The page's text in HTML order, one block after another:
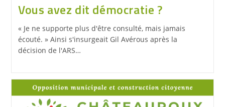
Vous avez dit démocratie ?
« Je ne supporte plus d'être consulté, mais jamais
écouté. » Ainsi s'insurgeait Gil Avérous après la
décision de l'ARS…